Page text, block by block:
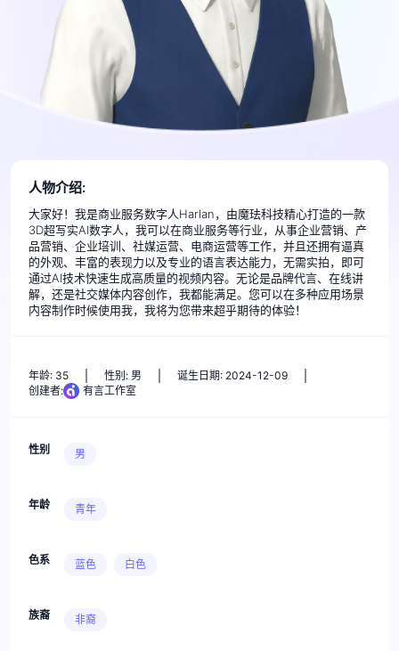
人物介绍:
大家好！我是商业服务数字人Harlan，由魔珐科技精心打造的一款
3D超写实AI数字人，我可以在商业服务等行业，从事企业营销、产
品营销、企业培训、社媒运营、电商运营等工作，并且还拥有逼真
的外观、丰富的表现力以及专业的语言表达能力，无需实拍，即可
通过AI技术快速生成高质量的视频内容。无论是品牌代言、在线讲
解，还是社交媒体内容创作，我都能满足。您可以在多种应用场景
内容制作时候使用我，我将为您带来超乎期待的体验！
年龄: 35 性别: 男
诞生日期: 2024-12-09
创建者:
有言工作室
性别 男
年龄 青年
色系 蓝色 白色
族裔 非裔